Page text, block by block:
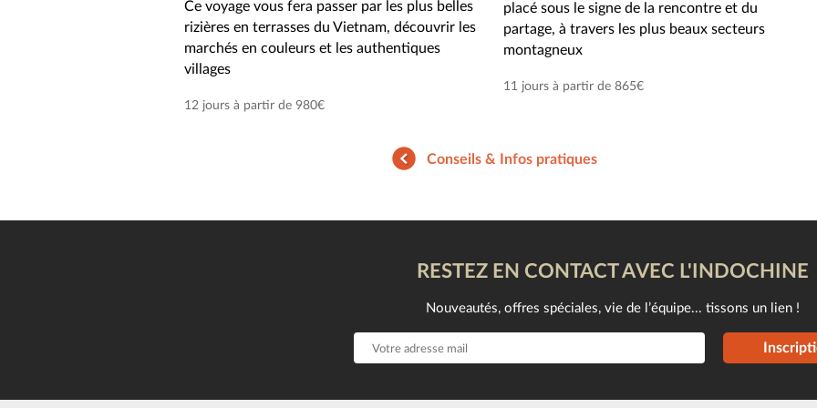
Ce voyage vous fera passer par les plus belles
rizières en terrasses du Vietnam, découvrir les
marchés en couleurs et les authentiques
villages
12 jours à partir de 980€
placé sous le signe de la rencontre et du
partage, à travers les plus beaux secteurs
montagneux
11 jours à partir de 865€
Conseils & Infos pratiques
RESTEZ EN CONTACT AVEC L'INDOCHINE
Nouveautés, offres spéciales, vie de l’équipe... tissons un lien !